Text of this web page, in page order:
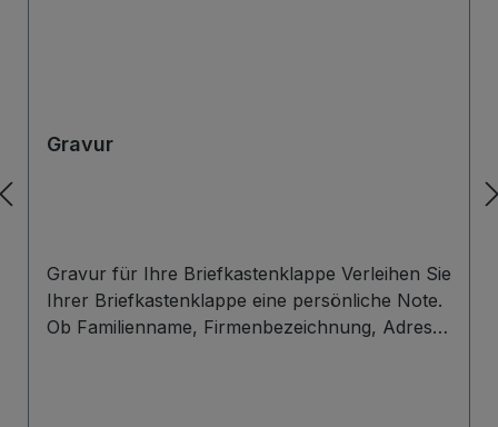
Gravur
Gravur für Ihre Briefkastenklappe Verleihen Sie
Ihrer Briefkastenklappe eine persönliche Note.
Ob Familienname, Firmenbezeichnung, Adresse